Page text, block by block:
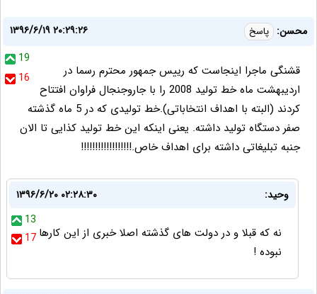
محسن: پاسخ
۱۳۹۶/۶/۱۹ ۲۰:۲۹:۲۶
19
16
قشنگی ماجرا اینجاست که رییس جمهور محترم رسما در
اردیبهشت ماه خط تولید 2008 را با جاروجنجال فراوان افتتاح
کردند (البته با اهداف انتخاباتی).خط تولیدی که در 5 ماه گذشته
صفر دستگاه تولید داشته. یعنی اینکه این خط تولید کذایی تا الان
جنبه تبلیغاتی داشته برای اهداف خاص.!!!!!!!!!!!!!!!!!!
وحید:
۱۳۹۶/۶/۲۰ ۰۲:۲۸:۳۰
13
17 نه که قبلا و در دولت های گذشته اصلا خبری از این کارها
نبوده !